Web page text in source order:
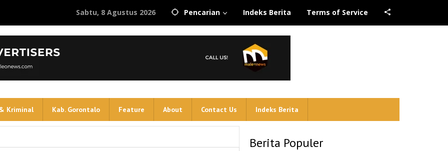
Sabtu, 8 Agustus 2026 Pencarian Indeks Berita Terms of Service
Kriminal Kab. Gorontalo Feature About Contact Us Indeks Berita
Berita Populer